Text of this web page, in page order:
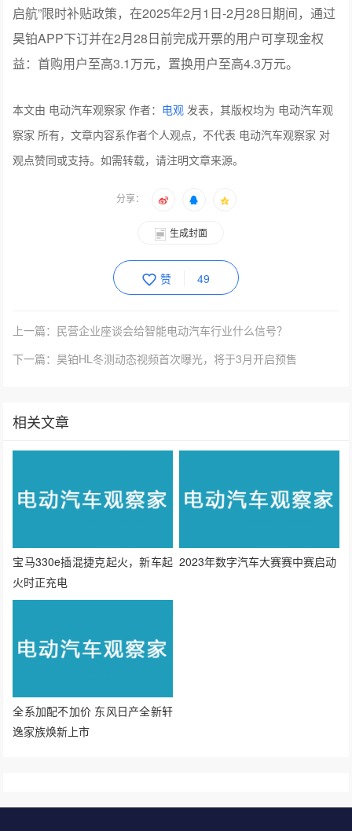
启航”限时补贴政策，在2025年2月1日-2月28日期间，通过
昊铂APP下订并在2月28日前完成开票的用户可享现金权
益：首购用户至高3.1万元，置换用户至高4.3万元。
本文由 电动汽车观察家 作者： 电观 发表，其版权均为 电动汽车观
察家 所有，文章内容系作者个人观点，不代表 电动汽车观察家 对
观点赞同或支持。如需转载，请注明文章来源。
分享：
生成封面
赞 49
上一篇：民营企业座谈会给智能电动汽车行业什么信号？
下一篇：昊铂HL冬测动态视频首次曝光，将于3月开启预售
相关文章
宝马330e插混捷克起火，新车起
火时正充电
2023年数字汽车大赛赛中赛启动
全系加配不加价 东风日产全新轩
逸家族焕新上市